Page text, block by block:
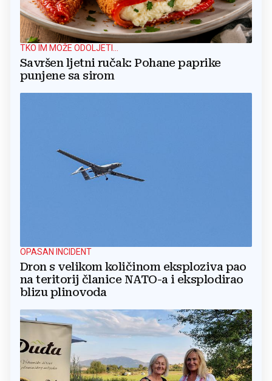
TKO IM MOŽE ODOLJETI...
Savršen ljetni ručak: Pohane paprike
punjene sa sirom
OPASAN INCIDENT
Dron s velikom količinom eksploziva pao
na teritorij članice NATO-a i eksplodirao
blizu plinovoda